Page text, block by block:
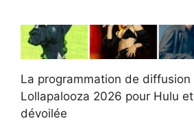
La programmation de
Lollapalooza 2026 pour Hulu
dévoilée